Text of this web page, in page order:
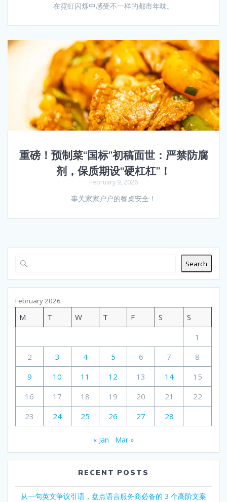
在霓虹闪烁中感受不一样的都市年味。
重磅！预制菜“国标”初稿面世：严禁防腐
剂，保质期设“硬杠杠”！
February 9, 2026
事关家家户户的餐桌安全！
Search
February 2026
M T W T F S
S
1
2
3 4 5 6 7
8
9
10 11 12 13 14
15
16
17 18 19 20 21
22
23
24 25 26 27 28
« Jan Mar »
RECENT POSTS
从一句英文争议引语，盘点语言服务商必备的 3 个高阶文案